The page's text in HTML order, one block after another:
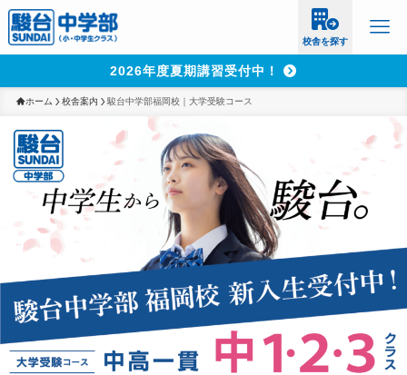
校舎を探す
2026年度夏期講習受付中！
ホーム 校舎案内 駿台中学部福岡校｜大学受験コース